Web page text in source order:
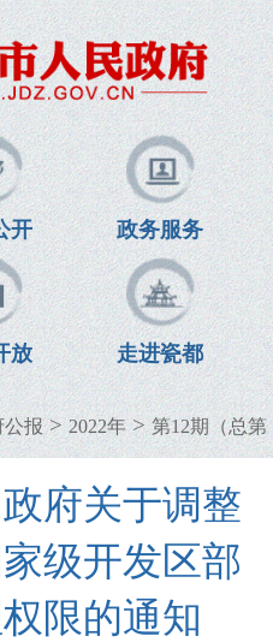
开 政务服务
放 走进瓷都
公报>2022年>第12期（总第
府关于调整
级开发区部
限的通知